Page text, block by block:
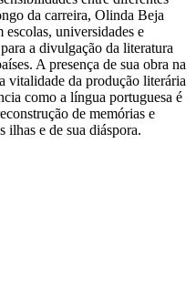
da carreira, Olinda Beja
universidades e
a divulgação da literatura
A presença de sua obra na
vitalidade da produção literária
como a língua portuguesa é
de memórias e
ilhas e de sua diáspora.